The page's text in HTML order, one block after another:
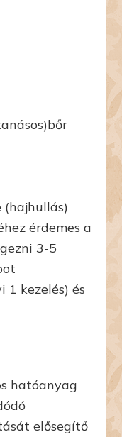
(hajhullás)
érdemes a
3-5
1 kezelés) és
hatóanyag
elősegítő